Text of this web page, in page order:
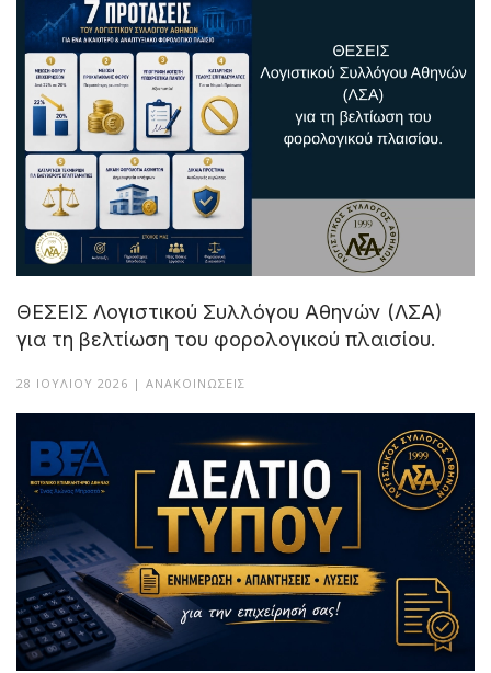
ΘΕΣΕΙΣ Λογιστικού Συλλόγου Αθηνών (ΛΣΑ)
για τη βελτίωση του φορολογικού πλαισίου.
28 ΙΟΥΛΊΟΥ 2026 | ΑΝΑΚΟΙΝΏΣΕΙΣ